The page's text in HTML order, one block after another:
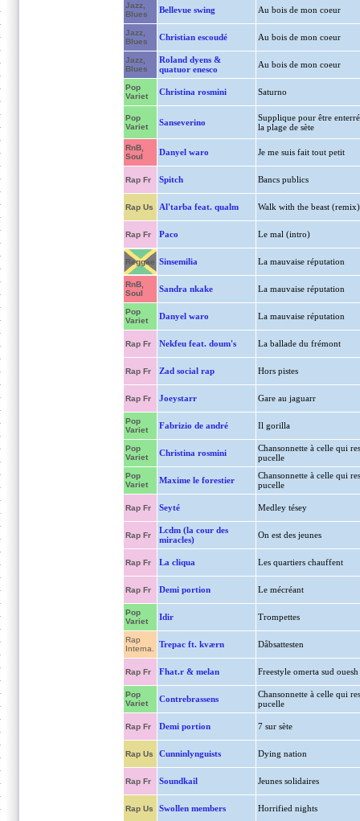
Jazz,
Blues
Bellevue swing Au bois de mon coeur
Jazz,
Blues
Christian escoudé Au bois de mon coeur
Jazz,
Blues
Roland dyens &
quatuor enesco
Au bois de mon coeur
Pop
Variet
Christina rosmini Saturno
Pop
Variet
Sanseverino
Supplique pour être
la plage de sète
RnB,
Soul
Danyel waro Je me suis fait tout petit
Rap Fr Spitch Bancs publics
Rap Us Al'tarba feat. qualm Walk with the beast (remix)
Rap Fr Paco Le mal (intro)
Reggae Sinsemilia La mauvaise réputation
RnB,
Soul
Sandra nkake La mauvaise réputation
Pop
Variet
Danyel waro La mauvaise réputation
Rap Fr Nekfeu feat. doum's La ballade du frémont
Rap Fr Zad social rap Hors pistes
Rap Fr Joeystarr Gare au jaguarr
Pop
Variet
Fabrizio de andré Il gorilla
Pop
Variet
Christina rosmini
Chansonnette à celle qui
pucelle
Pop
Variet
Maxime le forestier
Chansonnette à celle qui
pucelle
Rap Fr Seyté Medley tésey
Rap Fr
Lcdm (la cour des
miracles)
On est des jeunes
Rap Fr La cliqua Les quartiers chauffent
Rap Fr Demi portion Le mécréant
Pop
Variet
Idir Trompettes
Rap
Interna.
Trepac ft. kværn Dåbsattesten
Rap Fr Fhat.r & melan Freestyle omerta sud ouesh
Pop
Variet
Contrebrassens
Chansonnette à celle qui
pucelle
Rap Fr Demi portion 7 sur sète
Rap Us Cunninlynguists Dying nation
Rap Fr Soundkail Jeunes solidaires
Rap Us Swollen members Horrified nights